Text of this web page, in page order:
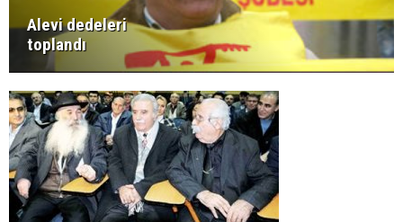
Alevi dedeleri
toplandı